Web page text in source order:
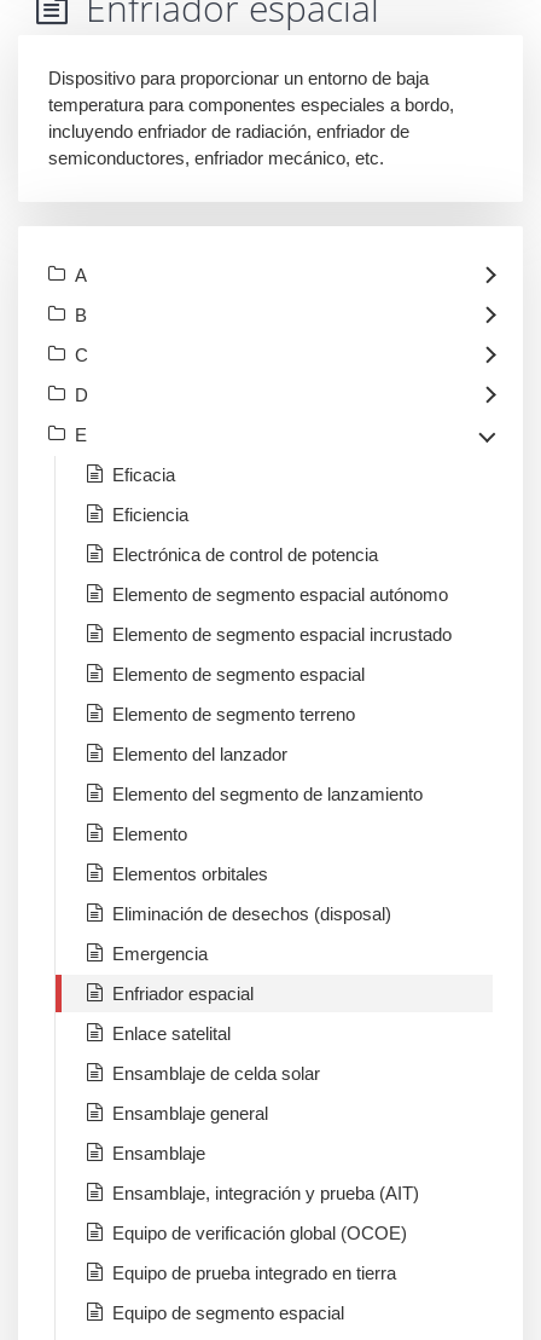
Dispositivo para proporcionar un entorno de baja
temperatura para componentes especiales a bordo,
incluyendo enfriador de radiación, enfriador de
semiconductores, enfriador mecánico, etc.
A
B
C
D
E
Eficacia
Eficiencia
Electrónica de control de potencia
Elemento de segmento espacial autónomo
Elemento de segmento espacial incrustado
Elemento de segmento espacial
Elemento de segmento terreno
Elemento del lanzador
Elemento del segmento de lanzamiento
Elemento
Elementos orbitales
Eliminación de desechos (disposal)
Emergencia
Enfriador espacial
Enlace satelital
Ensamblaje de celda solar
Ensamblaje general
Ensamblaje
Ensamblaje, integración y prueba (AIT)
Equipo de verificación global (OCOE)
Equipo de prueba integrado en tierra
Equipo de segmento espacial